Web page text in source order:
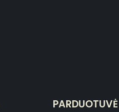
PARDUOTUVĖ